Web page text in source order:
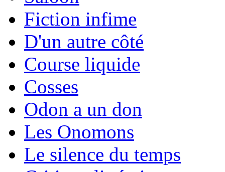
Fiction infime
D'un autre côté
Course liquide
Cosses
Odon a un don
Les Onomons
Le silence du temps